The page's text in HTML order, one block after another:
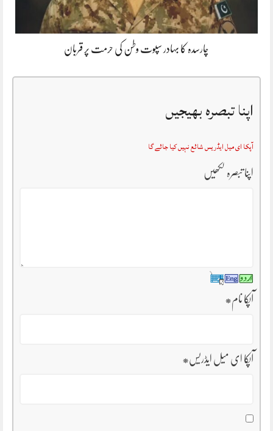
چارسدہ کا بہادر سپوت وطن کی حرمت پر قربان
اپنا تبصرہ بھیجیں
آپکا ای میل ایڈریس شائع نہیں کیا جائے گا
اپنا تبصرہ لکھیں
آپکا نام*
آپکا ای میل ایڈریس*